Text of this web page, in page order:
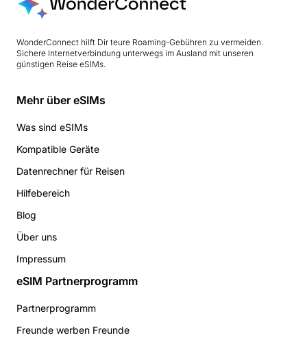
WonderConnect hilft Dir teure Roaming-Gebühren zu vermeiden.
Sichere Internetverbindung unterwegs im Ausland mit unseren
günstigen Reise eSIMs.
Mehr über eSIMs
Was sind eSIMs
Kompatible Geräte
Datenrechner für Reisen
Hilfebereich
Blog
Über uns
Impressum
eSIM Partnerprogramm
Partnerprogramm
Freunde werben Freunde